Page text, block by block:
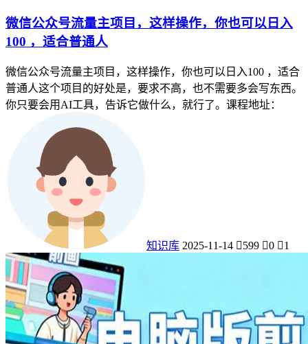
微信公众号流量主项目，这样操作，你也可以日入
100 ，适合普通人
微信公众号流量主项目，这样操作，你也可以日入100 ，适合
普通人这个项目的好处是，要求不高，也不需要多会写东西。
你只要会用AI工具，告诉它做什么，就行了。课程地址：
知识库 2025-11-14 599 0 1